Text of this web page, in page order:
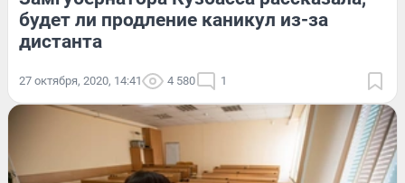
будет ли продление каникул из-за
дистанта
27 октября, 2020, 14:41 4 580 1